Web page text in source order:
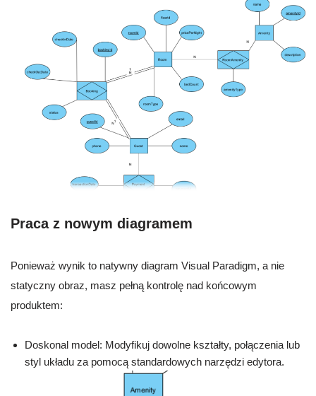
Praca z nowym diagramem
Ponieważ wynik to natywny diagram Visual Paradigm, a nie
statyczny obraz, masz pełną kontrolę nad końcowym
produktem:
Doskonal model: Modyfikuj dowolne kształty, połączenia lub
styl układu za pomocą standardowych narzędzi edytora.